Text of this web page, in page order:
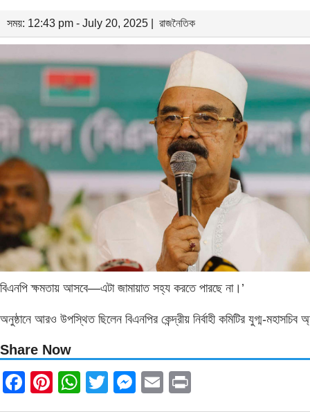
সময়: 12:43 pm - July 20, 2025 | রাজনৈতিক
বিএনপি ক্ষমতায় আসবে—এটা জামায়াত সহ্য করতে পারছে না।’
অনুষ্ঠানে আরও উপস্থিত ছিলেন বিএনপির কেন্দ্রীয় নির্বাহী কমিটির যুগ্ম-
Share Now
Facebook
Pinterest
WhatsApp
TwitterMessenger
Email